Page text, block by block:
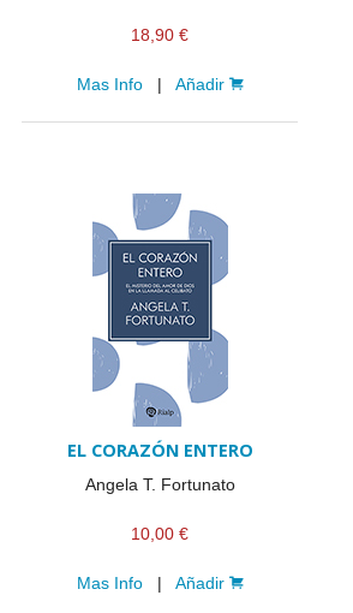
18,90 €
Mas Info| Añadir
EL CORAZÓN ENTERO
Angela T. Fortunato
10,00 €
Mas Info| Añadir